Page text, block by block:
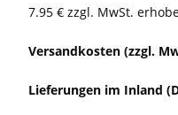
7.95 € zzgl. MwSt.
Versandkosten (zzgl.
Lieferungen im Inland